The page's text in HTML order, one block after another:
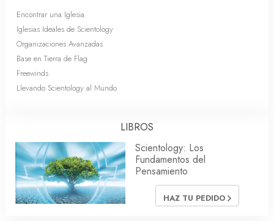
Encontrar una Iglesia
Iglesias Ideales de Scientology
Organizaciones Avanzadas
Base en Tierra de Flag
Freewinds
Llevando Scientology al Mundo
LIBROS
Scientology: Los
Fundamentos del
Pensamiento
HAZ TU PEDIDO